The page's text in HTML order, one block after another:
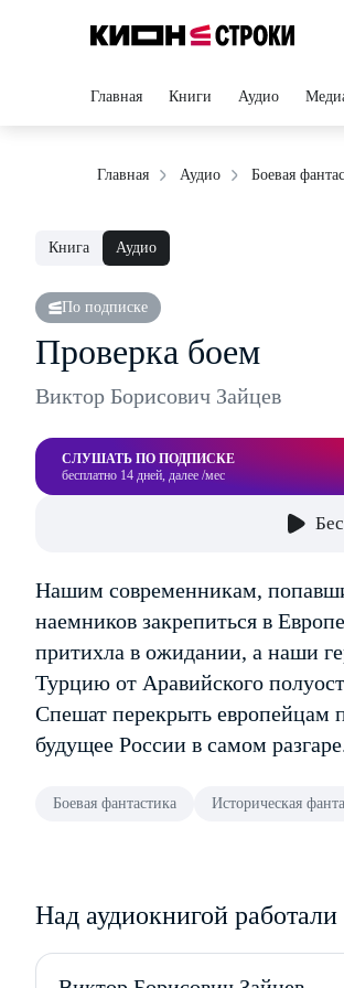
Главная Книги Аудио
Главная Аудио Боевая
Книга Аудио
По подписке
Проверка боем
Виктор Борисович Зайцев
СЛУШАТЬ ПО ПОДПИСКЕ
бесплатно 14 дней, далее /мес
Нашим современникам,
наемников закрепиться в
притихла в ожидании, а наши
Турцию от Аравийского
Спешат перекрыть европейцам
будущее России в самом
Боевая фантастика Историческая
Над аудиокнигой работали